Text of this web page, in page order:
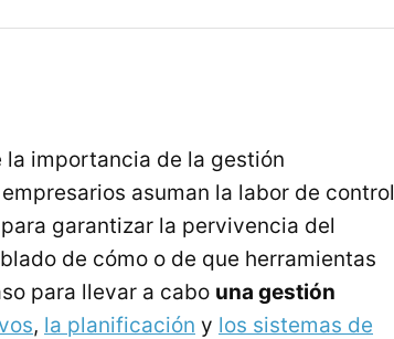
la importancia de la gestión
asuman la labor de control
garantizar la pervivencia del
de cómo o de que herramientas
para llevar a cabo una gestión
, la planificación y los sistemas de